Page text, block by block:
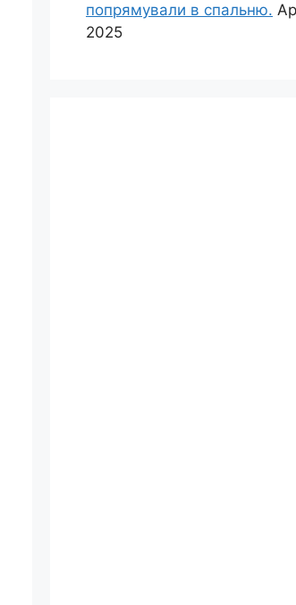
попрямували в спальню.
2025